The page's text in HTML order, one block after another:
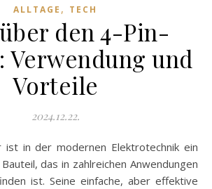
ALLTAGE , TECH
den 4-Pin-
Verwendung und
Vorteile
2024.12.22.
das in zahlreichen Anwendungen
ist. Seine einfache, aber effektive